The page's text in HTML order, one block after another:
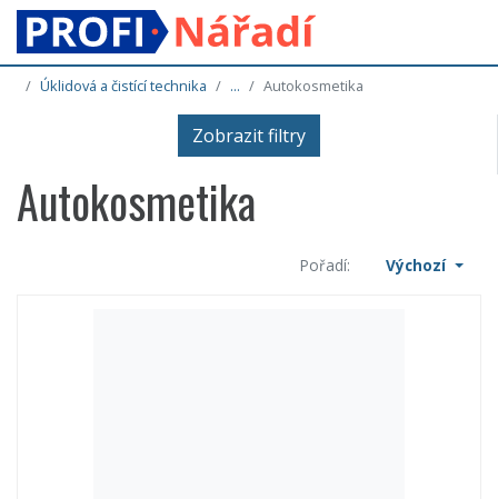
Úklidová a čistící technika ... Autokosmetika
Zobrazit filtry
Autokosmetika
Pořadí: Výchozí